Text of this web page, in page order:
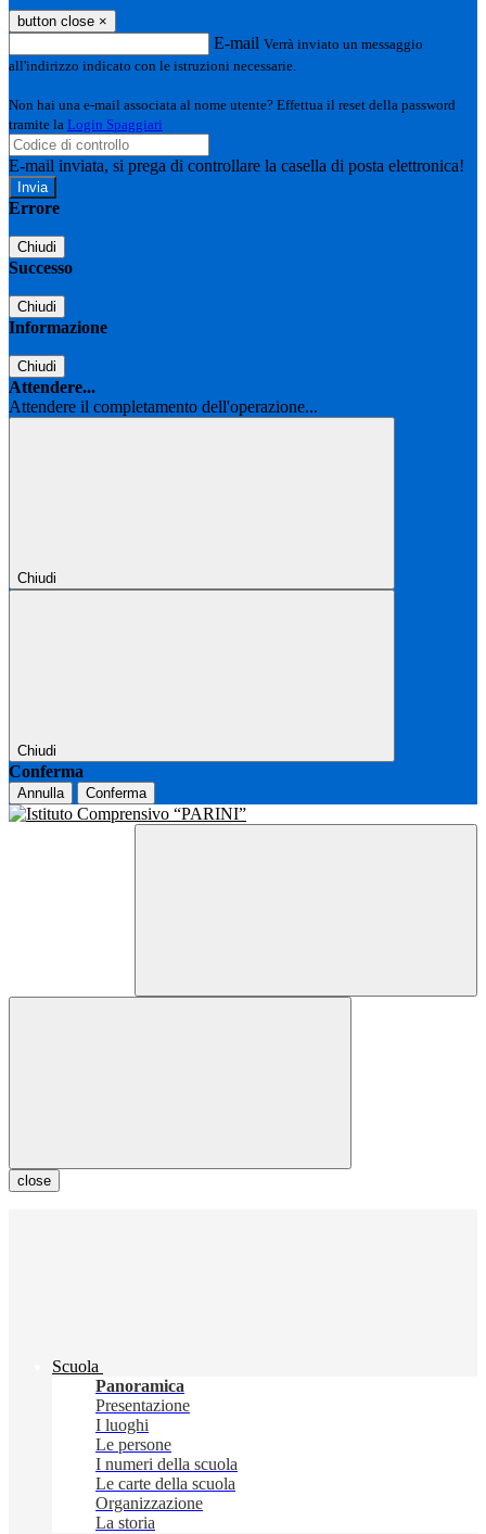
button close ×
E-mail Verrà inviato un messaggio
all'indirizzo indicato con le istruzioni necessarie.
Non hai una e-mail associata al nome utente? Effettua il reset della password
tramite la Login Spaggiari
E-mail inviata, si prega di controllare la casella di posta elettronica!
Errore
Chiudi
Successo
Chiudi
Informazione
Chiudi
Attendere...
Attendere il completamento dell'operazione...
Chiudi
Chiudi
Conferma
Annulla Conferma
close
Scuola
Panoramica
Presentazione
I luoghi
Le persone
I numeri della scuola
Le carte della scuola
Organizzazione
La storia